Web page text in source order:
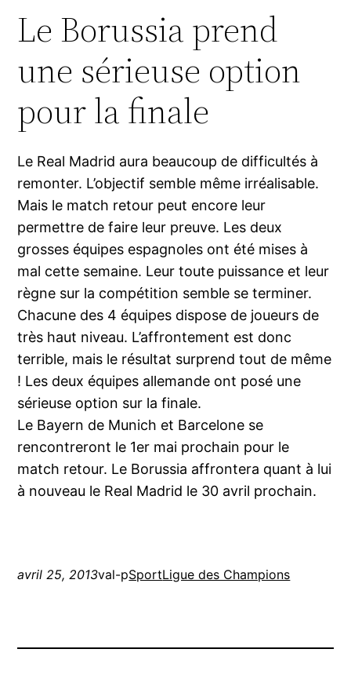
Le Borussia prend
une sérieuse option
pour la finale
Le Real Madrid aura beaucoup de difficultés à
remonter. L’objectif semble même irréalisable.
Mais le match retour peut encore leur
permettre de faire leur preuve. Les deux
grosses équipes espagnoles ont été mises à
mal cette semaine. Leur toute puissance et leur
règne sur la compétition semble se terminer.
Chacune des 4 équipes dispose de joueurs de
très haut niveau. L’affrontement est donc
terrible, mais le résultat surprend tout de même
! Les deux équipes allemande ont posé une
sérieuse option sur la finale.
Le Bayern de Munich et Barcelone se
rencontreront le 1er mai prochain pour le
match retour. Le Borussia affrontera quant à lui
à nouveau le Real Madrid le 30 avril prochain.
avril 25, 2013val-pSportLigue des Champions